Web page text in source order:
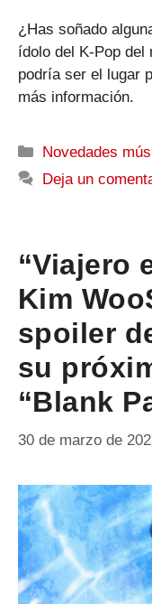
¿Has soñado
ídolo del K-Pop del
podría ser el lugar
más información.
Categorías
Novedades
Deja un
“Viajero
Kim
spoiler
su
“Blank
30 de marzo de